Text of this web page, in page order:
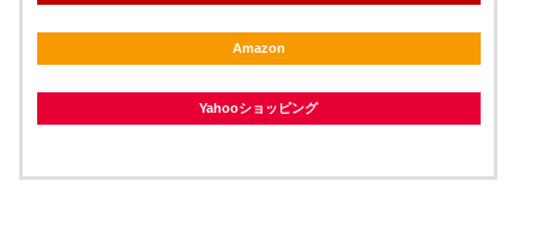
Amazon
Yahooショッピング